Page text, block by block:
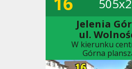
Jelenia
ul.
W kierunku
Górna